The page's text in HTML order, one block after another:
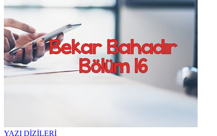
YAZI DİZİLERİ